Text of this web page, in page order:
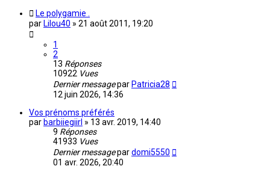
Le polygamie .
par Lilou40 » 21 août 2011, 19:20
1
2
13 Réponses
10922 Vues
Dernier messagepar Patricia28
12 juin 2026, 14:36
Vos prénoms préférés
par barbiiegiirl » 13 avr. 2019, 14:40
9 Réponses
41933 Vues
Dernier messagepardomi5550
01 avr. 2026, 20:40